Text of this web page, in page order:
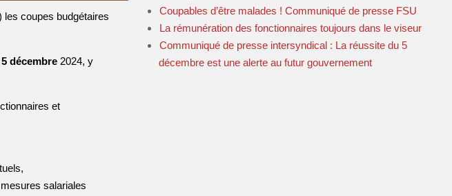
coupes budgétaires
5 décembre 2024, y
et
salariales
Coupables d’être malades ! Communiqué de presse FSU
La rémunération des fonctionnaires toujours dans le viseur
Communiqué de presse intersyndical : La réussite du 5
décembre est une alerte au futur gouvernement